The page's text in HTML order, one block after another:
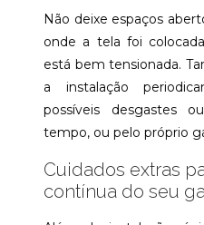
Não deixe espaços
onde a tela foi
está bem tensionada.
a instalação
possíveis desgastes
tempo, ou pelo próprio
Cuidados extras
contínua do seu